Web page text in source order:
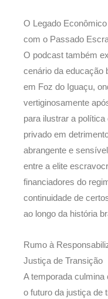
O Legado
com o Passado
O podcast também
cenário da educação
em Foz do Iguaçu,
vertiginosamente
para ilustrar a
privado em
abrangente e
entre a elite
financiadores do
continuidade de
ao longo da história
Rumo à
Justiça de Transição
A temporada
o futuro da justiça de